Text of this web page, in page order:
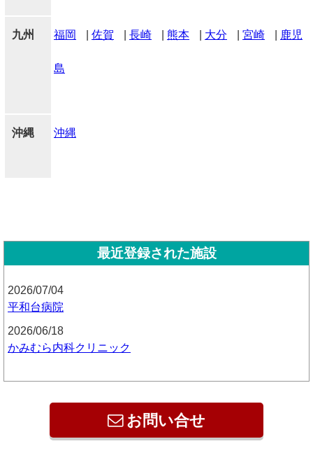
九州 福岡 佐賀 長崎 熊本 大分 宮崎 鹿児
島
沖縄 沖縄
最近登録された施設
2026/07/04
平和台病院
2026/06/18
かみむら内科クリニック
お問い合せ